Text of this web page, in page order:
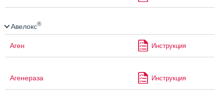
Авелокс®
Аген Инструкция
Агенераза Инструкция